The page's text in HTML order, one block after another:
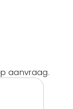
aanvraag.